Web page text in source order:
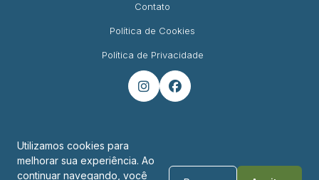
Contato
Política de Cookies
Política de Privacidade
 
Endereço
Utilizamos cookies para
melhorar sua experiência. Ao
continuar navegando, você